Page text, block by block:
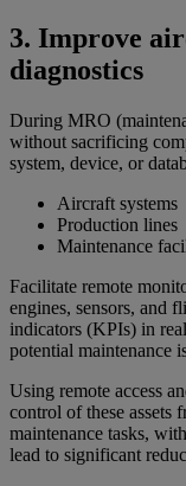
3. Improve
diagnostics
During MRO
without sacrificing
system, device, or
Aircraft systems
Production lines
Maintenance
Facilitate remote
engines, sensors, and
indicators (KPIs) in
potential maintenance
Using remote access
control of these assets
maintenance tasks,
lead to significant